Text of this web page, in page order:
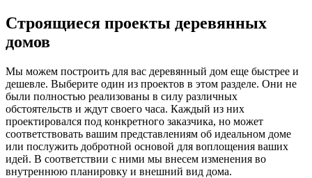
Строящиеся проекты деревянных
домов
Мы можем построить для вас деревянный дом еще быстрее и
дешевле. Выберите один из проектов в этом разделе. Они не
были полностью реализованы в силу различных
обстоятельств и ждут своего часа. Каждый из них
проектировался под конкретного заказчика, но может
соответствовать вашим представлениям об идеальном доме
или послужить добротной основой для воплощения ваших
идей. В соответствии с ними мы внесем изменения во
внутреннюю планировку и внешний вид дома.